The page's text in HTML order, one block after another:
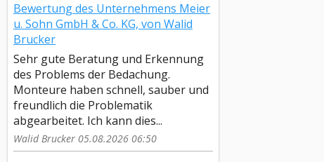
Bewertung des Unternehmens Meier
u. Sohn GmbH & Co. KG, von Walid
Brucker
Sehr gute Beratung und Erkennung
des Problems der Bedachung.
Monteure haben schnell, sauber und
freundlich die Problematik
abgearbeitet. Ich kann dies...
Walid Brucker 05.08.2026 06:50